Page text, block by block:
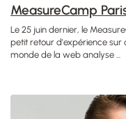
MeasureCamp
Le 25 juin dernier, le
petit retour d'expérience sur
monde de la web analyse ...